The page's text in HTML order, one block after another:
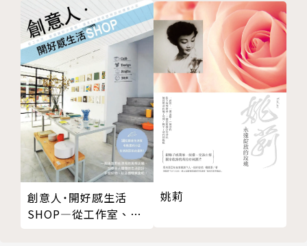
游淑峰
台大外文系畢業，曾任《大地地理雜誌》採訪記者，譯
有《跑者之道》、《愈跑，心愈強大》、《生而自由，
寫而自由》、《如何養出一個成年人》、《每一刻，都
是最好的時光》、《一次讀懂心靈探索經典》、《我是
這麼說的》、《性、謊言、吹哨者》等書。
認為能透過譯筆與讀者分享作家的思想與心靈，並在翻
譯中學習，是一件很幸福的事。
04 跑步的黃金定律
05 醫生不知道的運動好處
06 醫院是沒有體適能課程的地方
07 關於健康，太陽底下沒有新鮮事
第 ５ 章 訓練
01 身體休耕計畫
02 意志的力量
03 過猶不及
04 距離從來就不是跑步的重點
05 舒服的速度
06 伸展運動
07 多喝水
創意人˙開好感生活
SHOP—從工作室、雜
姚莉